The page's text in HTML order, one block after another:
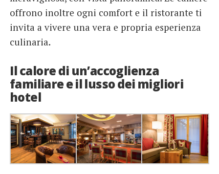
offrono inoltre ogni comfort e il ristorante ti
invita a vivere una vera e propria esperienza
culinaria.
Il calore di un’accoglienza
familiare e il lusso dei migliori
hotel